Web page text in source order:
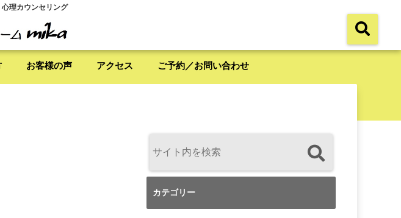
理カウンセリング
お客様の声 アクセス ご予約／お問い合わせ
カテゴリー